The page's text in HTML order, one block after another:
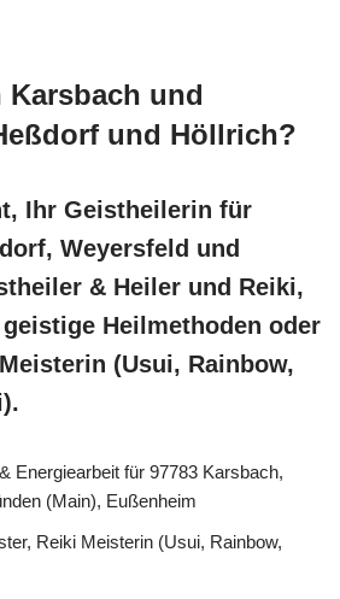
und
und Höllrich?
Ihr Geistheilerin für
Weyersfeld und
& Heiler und Reiki,
Heilmethoden oder
(Usui, Rainbow,
Energiearbeit für 97783 Karsbach,
(Main), Eußenheim
Reiki Meisterin (Usui, Rainbow,